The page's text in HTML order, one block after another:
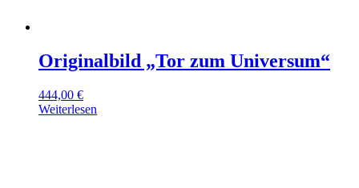
Originalbild „Tor zum Universum“
444,00 €
Weiterlesen